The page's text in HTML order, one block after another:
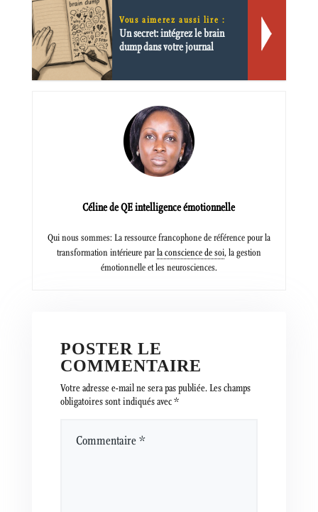
Vous aimerez aussi lire :
Un secret: intégrez le brain
dump dans votre journal
Céline de QE intelligence émotionnelle
Qui nous sommes: La ressource francophone de référence pour la
transformation intérieure parla conscience de soi, la gestion
émotionnelle et les neurosciences.
POSTER LE
COMMENTAIRE
Votre adresse e-mail ne sera pas publiée.Les champs
obligatoires sont indiqués avec*